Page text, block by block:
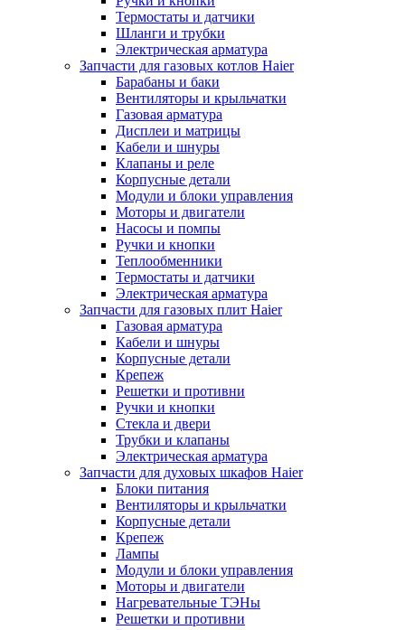
Термостаты и датчики
Шланги и трубки
Электрическая арматура
Запчасти для газовых котлов Haier
Барабаны и баки
Вентиляторы и крыльчатки
Газовая арматура
Дисплеи и матрицы
Кабели и шнуры
Клапаны и реле
Корпусные детали
Модули и блоки управления
Моторы и двигатели
Насосы и помпы
Ручки и кнопки
Теплообменники
Термостаты и датчики
Электрическая арматура
Запчасти для газовых плит Haier
Газовая арматура
Кабели и шнуры
Корпусные детали
Крепеж
Решетки и противни
Ручки и кнопки
Стекла и двери
Трубки и клапаны
Электрическая арматура
Запчасти для духовых шкафов Haier
Блоки питания
Вентиляторы и крыльчатки
Корпусные детали
Крепеж
Лампы
Модули и блоки управления
Моторы и двигатели
Нагревательные ТЭНы
Решетки и противни